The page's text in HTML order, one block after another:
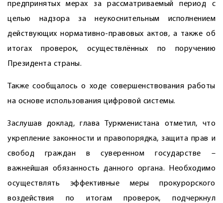
предпринятых мерах за рассматриваемый период с
целью надзора за неукоснительным исполнением
действующих нормативно-правовых актов, а также об
итогах проверок, осуществлённых по поручению
Президента страны.
Также сообщалось о ходе совершенствования работы
на основе использования цифровой системы.
Заслушав доклад, глава Туркменистана отметил, что
укрепление законности и правопорядка, защита прав и
свобод граждан в суверенном государстве –
важнейшая обязанность данного органа. Необходимо
осуществлять эффективные меры прокурорского
воздействия по итогам проверок, подчеркнул